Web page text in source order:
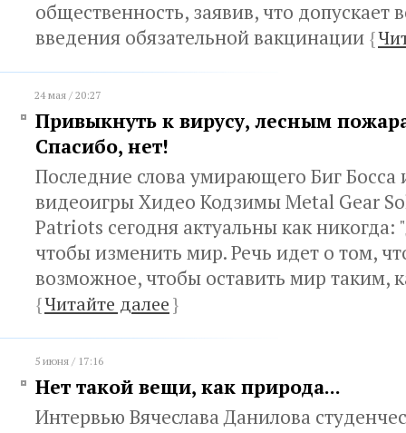
общественность, заявив, что допускает
введения обязательной вакцинации {
24 мая / 20:27
Привыкнуть к вирусу, лесным
Спасибо, нет!
Последние слова умирающего Биг Босса
видеоигры Хидео Кодзимы Metal Gear
Patriots сегодня актуальны как никогда:
чтобы изменить мир. Речь идет о том,
возможное, чтобы оставить мир таким,
{Читайте далее}
5 июня / 17:16
Нет такой вещи, как природа...
Интервью Вячеслава Данилова